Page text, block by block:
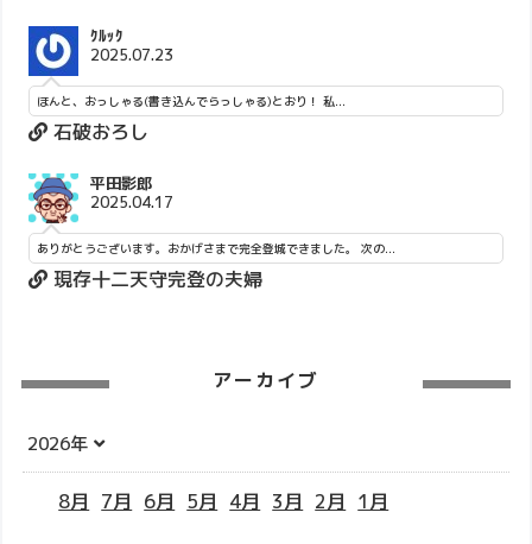
ｸﾙｯｸ
2025.07.23
ほんと、おっしゃる(書き込んでらっしゃる)とおり！ 私...
石破おろし
平田影郎
2025.04.17
ありがとうございます。おかげさまで完全登城できました。 次の...
現存十二天守完登の夫婦
アーカイブ
2026年
8月 7月 6月 5月 4月 3月 2月 1月